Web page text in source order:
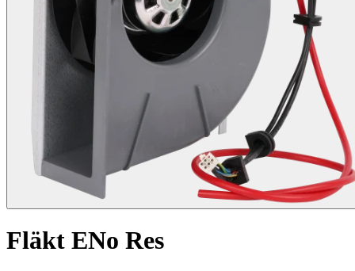
Fläkt ENo Res